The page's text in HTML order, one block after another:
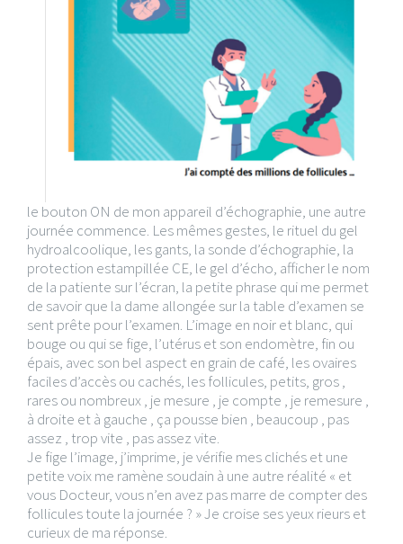
le bouton ON de mon appareil d’échographie, une autre
journée commence. Les mêmes gestes, le rituel du gel
hydroalcoolique, les gants, la sonde d’échographie, la
protection estampillée CE, le gel d’écho, afficher le nom
de la patiente sur l’écran, la petite phrase qui me permet
de savoir que la dame allongée sur la table d’examen se
sent prête pour l’examen. L’image en noir et blanc, qui
bouge ou qui se fige, l’utérus et son endomètre, fin ou
épais, avec son bel aspect en grain de café, les ovaires
faciles d’accès ou cachés, les follicules, petits, gros ,
rares ou nombreux , je mesure , je compte , je remesure ,
à droite et à gauche , ça pousse bien , beaucoup , pas
assez , trop vite , pas assez vite.
Je fige l’image, j’imprime, je vérifie mes clichés et une
petite voix me ramène soudain à une autre réalité « et
vous Docteur, vous n’en avez pas marre de compter des
follicules toute la journée ? » Je croise ses yeux rieurs et
curieux de ma réponse.